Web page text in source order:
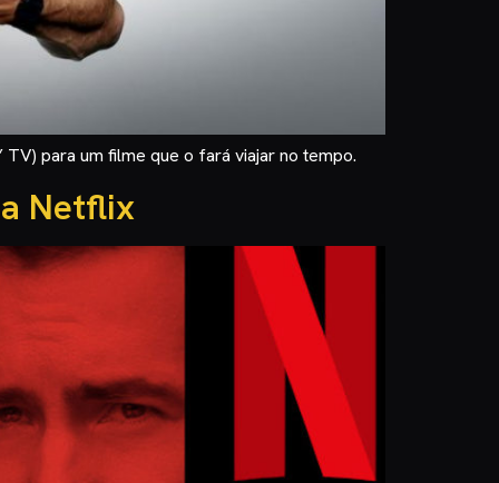
TV) para um filme que o fará viajar no tempo.
Netflix